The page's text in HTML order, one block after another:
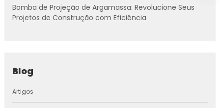
Bomba de Projeção de Argamassa: Revolucione Seus
Projetos de Construção com Eficiência
Blog
Artigos